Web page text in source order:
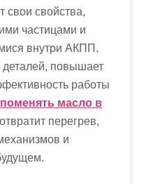
свои свойства,
частицами и
внутри АКПП.
повышает
работы
масло в
перегрев,
и